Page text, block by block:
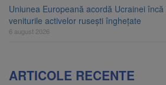
Uniunea Europeană acordă Ucrainei
veniturile activelor rusești înghețate
6 august 2026
ARTICOLE RECENTE